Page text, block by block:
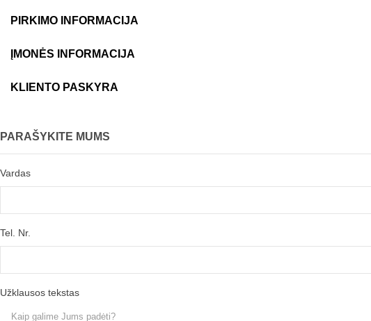
PIRKIMO INFORMACIJA
ĮMONĖS INFORMACIJA
KLIENTO PASKYRA
PARAŠYKITE MUMS
Vardas
Tel. Nr.
Užklausos tekstas